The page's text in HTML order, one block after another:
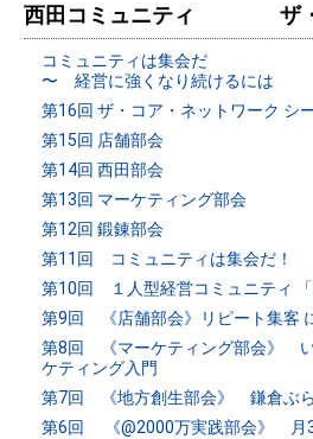
西田コミュニティ ザ・
コミュニティは集会だ
〜 経営に強くなり続けるには
第16回 ザ・コア・ネットワーク シ
第15回 店舗部会
第14回 西田部会
第13回 マーケティング部会
第12回 鍛錬部会
第11回 コミュニティは集会だ！
第10回 １人型経営コミュニティ 「
第9回 《店舗部会》リピート集客
第8回 《マーケティング部会》
ケティング入門
第7回 《地方創生部会》 鎌倉ぶ
第6回 《@2000万実践部会》 月